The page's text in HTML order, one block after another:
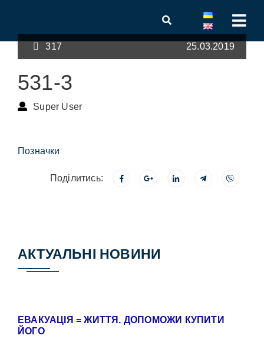
317 25.03.2019
531-3
Super User
Позначки
Поділитись:
АКТУАЛЬНІ НОВИНИ
ЕВАКУАЦІЯ = ЖИТТЯ. ДОПОМОЖИ КУПИТИ
ЙОГО